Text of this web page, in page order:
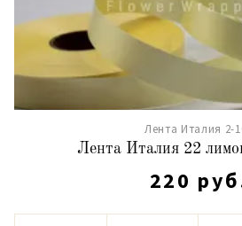
Лента Италия 2-
Лента Италия 22
220